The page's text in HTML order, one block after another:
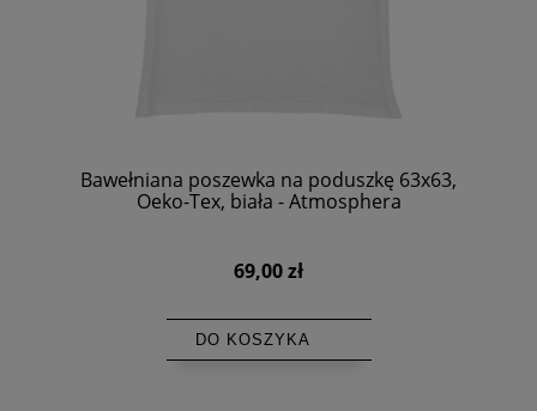
Bawełniana poszewka na poduszkę 63x63,
Oeko-Tex, biała - Atmosphera
69,00 zł
DO KOSZYKA